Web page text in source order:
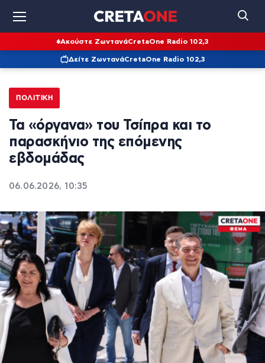
Ακούστε ΖωντανάCretaOne Radio 102,3
Δείτε ΖωντανάCretaOne Radio 102,3
ΠΟΛΙΤΙΚΉ
Τα «όργανα» του Τσίπρα και το
παρασκήνιο της επόμενης
εβδομάδας
06.06.2026, 10:35